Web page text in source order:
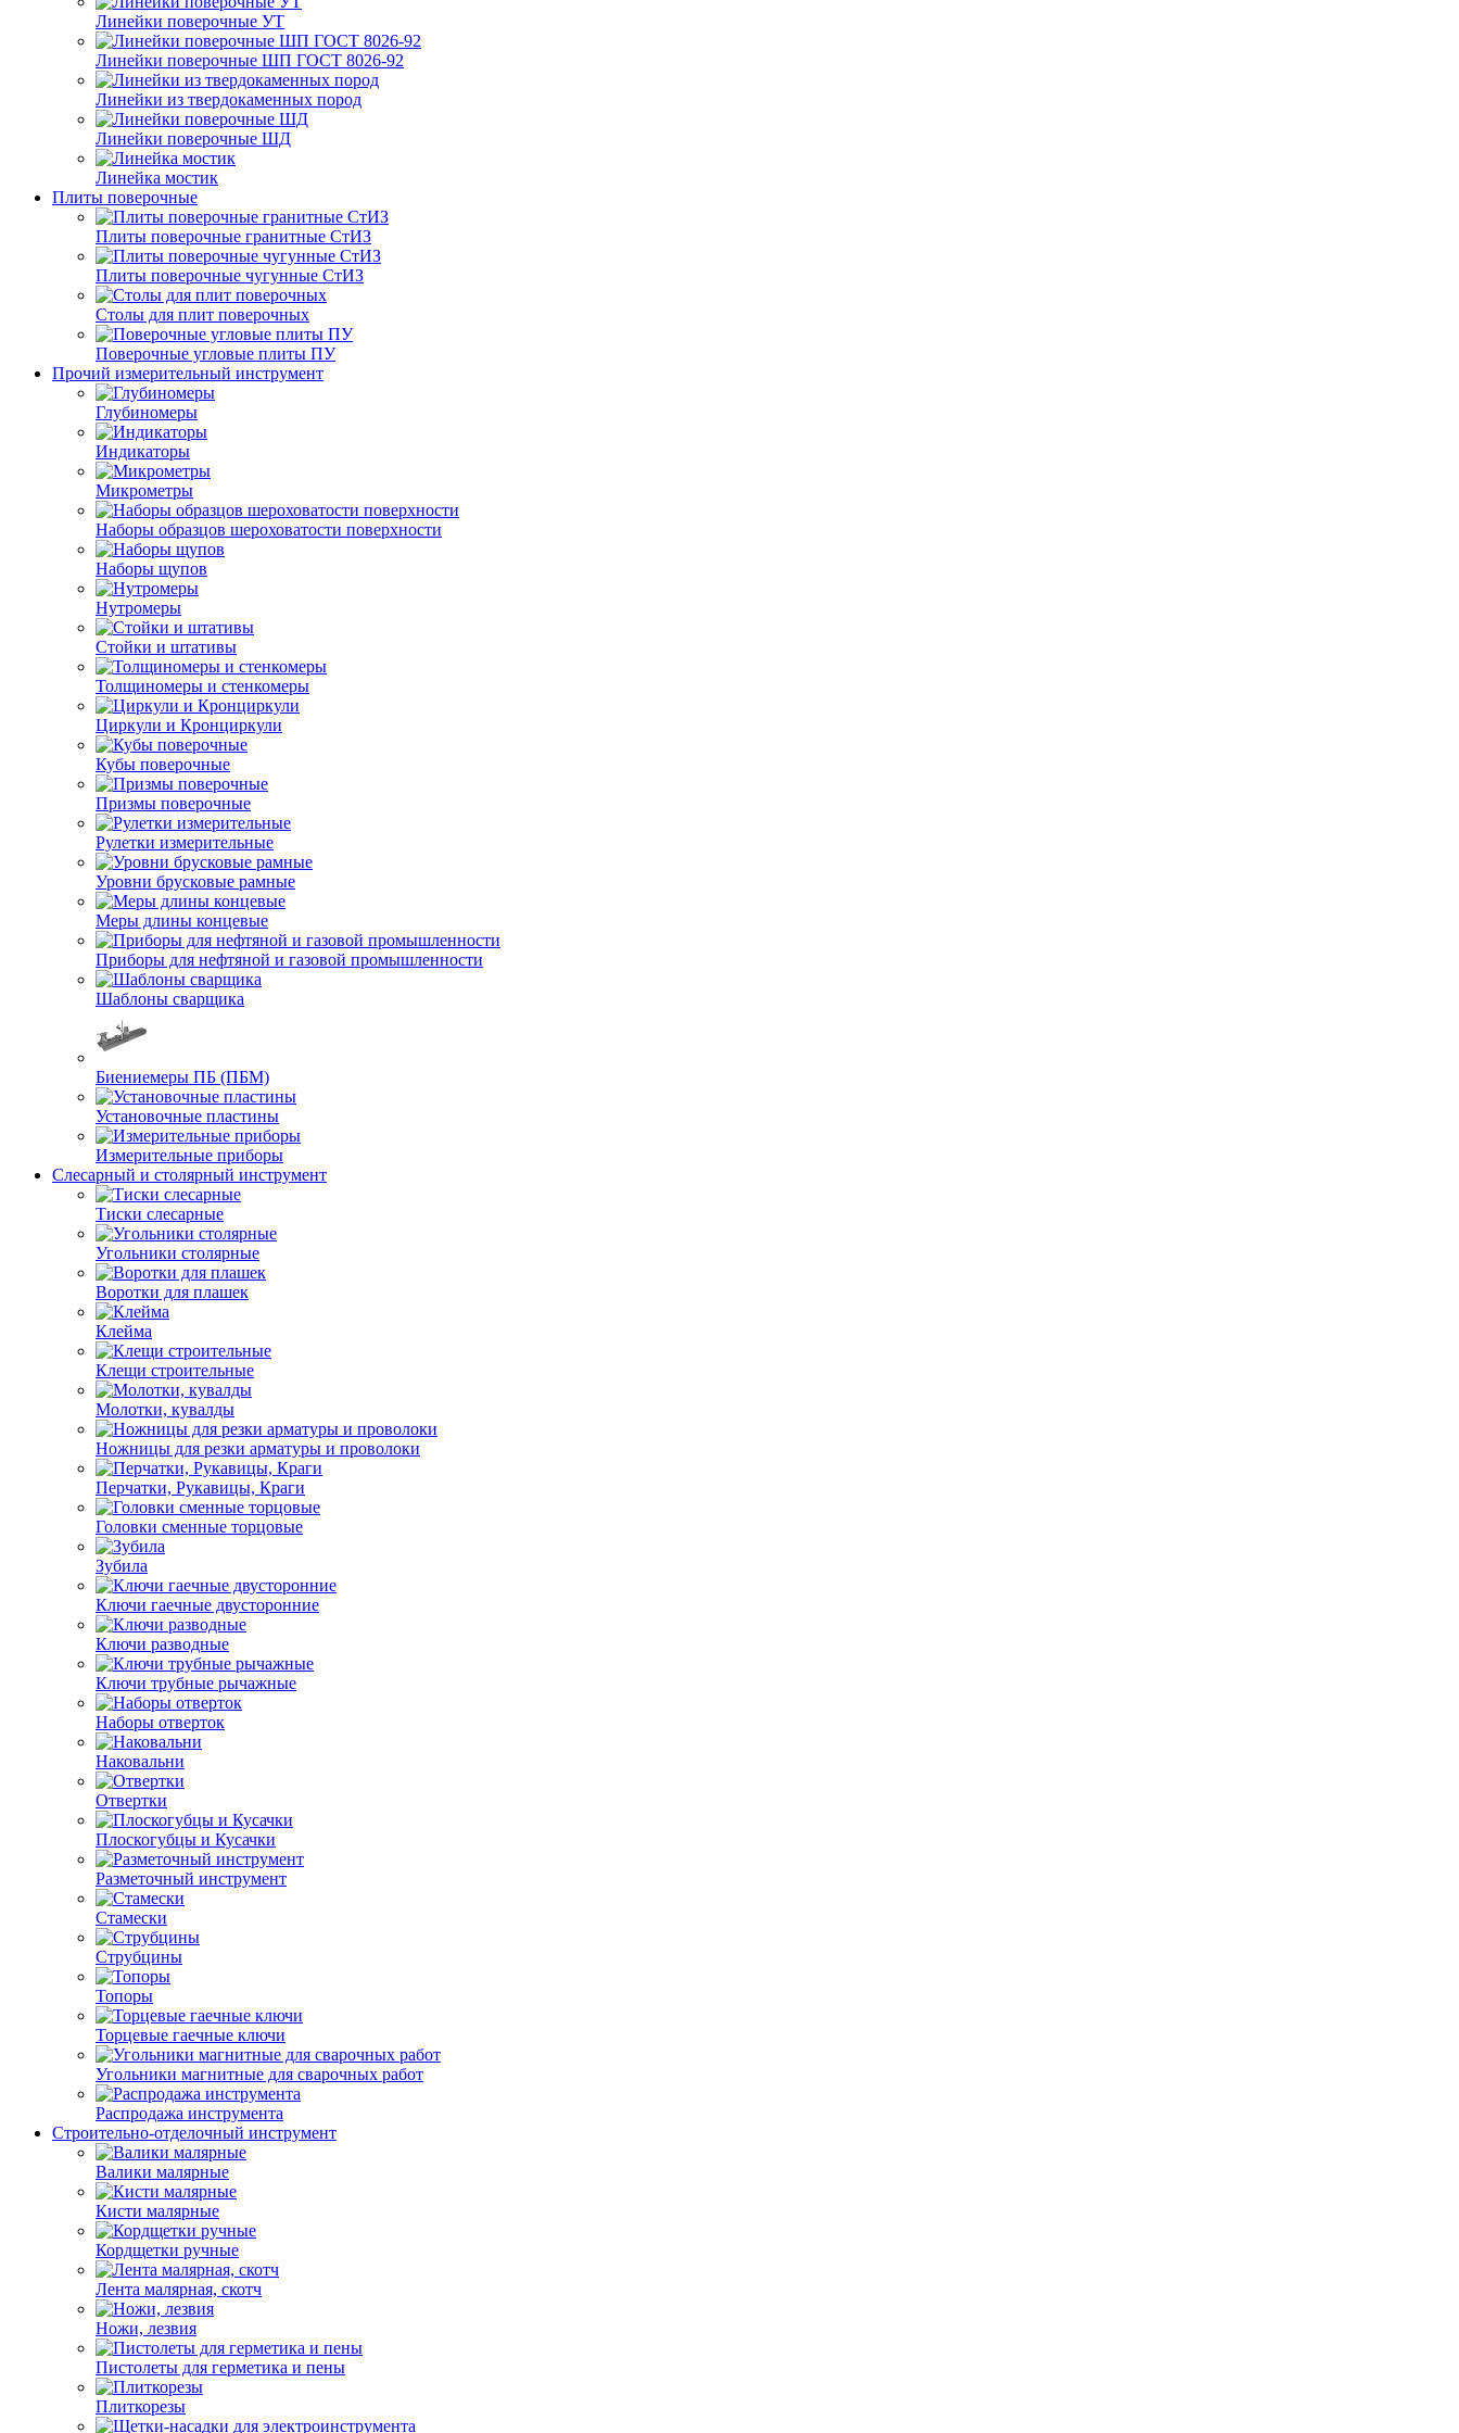
Линейки поверочные УТ
Линейки поверочные ШП ГОСТ 8026-92
Линейки из твердокаменных пород
Линейки поверочные ШД
Линейка мостик
Плиты поверочные
Плиты поверочные гранитные СтИЗ
Плиты поверочные чугунные СтИЗ
Столы для плит поверочных
Поверочные угловые плиты ПУ
Прочий измерительный инструмент
Глубиномеры
Индикаторы
Микрометры
Наборы образцов шероховатости поверхности
Наборы щупов
Нутромеры
Стойки и штативы
Толщиномеры и стенкомеры
Циркули и Кронциркули
Кубы поверочные
Призмы поверочные
Рулетки измерительные
Уровни брусковые рамные
Меры длины концевые
Приборы для нефтяной и газовой промышленности
Шаблоны сварщика
Биениемеры ПБ (ПБМ)
Установочные пластины
Измерительные приборы
Слесарный и столярный инструмент
Тиски слесарные
Угольники столярные
Воротки для плашек
Клейма
Клещи строительные
Молотки, кувалды
Ножницы для резки арматуры и проволоки
Перчатки, Рукавицы, Краги
Головки сменные торцовые
Зубила
Ключи гаечные двусторонние
Ключи разводные
Ключи трубные рычажные
Наборы отверток
Наковальни
Отвертки
Плоскогубцы и Кусачки
Разметочный инструмент
Стамески
Струбцины
Топоры
Торцевые гаечные ключи
Угольники магнитные для сварочных работ
Распродажа инструмента
Строительно-отделочный инструмент
Валики малярные
Кисти малярные
Кордщетки ручные
Лента малярная, скотч
Ножи, лезвия
Пистолеты для герметика и пены
Плиткорезы